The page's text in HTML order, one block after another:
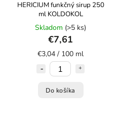
HERICIUM funkčný sirup 250
ml KOLDOKOL
Skladom (>5 ks)
€7,61
€3,04 / 100 ml
Do košíka